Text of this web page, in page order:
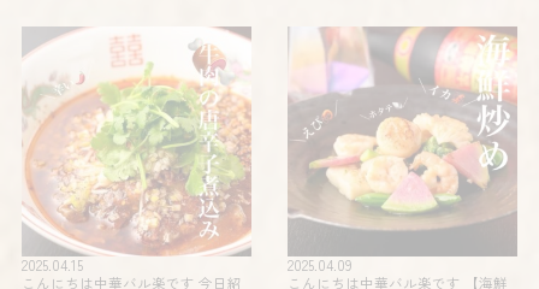
2025.04.15
こんにちは中華バル楽です 今日紹
2025.04.09
こんにちは中華バル楽です 【海鮮